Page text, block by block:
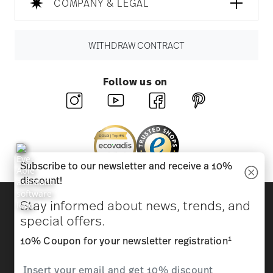
COMPANY & LEGAL
WITHDRAW CONTRACT
Follow us on
Beauty & functionality for your home
Homepage General terms and conditions
Privacy
Subscribe to our newsletter and receive a 10%
discount!
Stay informed about news, trends, and
special offers.
10% Coupon for your newsletter registration1